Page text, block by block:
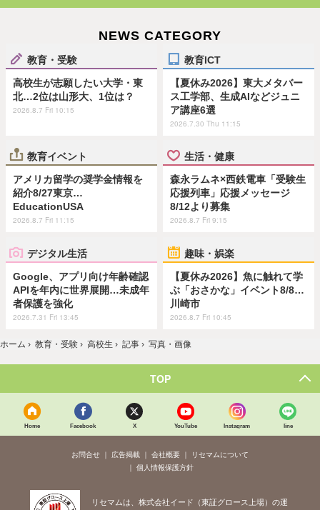
NEWS CATEGORY
教育・受験
高校生が志願したい大学・東
北…2位は山形大、1位は？
2026.8.7 Fri 10:15
教育ICT
【夏休み2026】東大メタバー
ス工学部、生成AIなどジュニ
ア講座6選
2026.7.30 Thu 11:15
教育イベント
アメリカ留学の奨学金情報を
紹介8/27東京…
EducationUSA
2026.8.7 Fri 11:15
生活・健康
森永ラムネ×西鉄電車「受験生
応援列車」応援メッセージ
8/12より募集
2026.8.7 Fri 9:15
デジタル生活
Google、アプリ向け年齢確認
APIを年内に世界展開…未成年
者保護を強化
2026.7.31 Fri 13:45
趣味・娯楽
【夏休み2026】魚に触れて学
ぶ「おさかな」イベント8/8…
川崎市
2026.8.7 Fri 10:45
ホーム › 教育・受験 › 高校生 › 記事 › 写真・画像
TOP
Home Facebook X YouTube Instagram line
お問合せ 広告掲載 会社概要
リセマムについて
個人情報保護方針
リセマムは、株式会社イード（東証グロース上場）の運